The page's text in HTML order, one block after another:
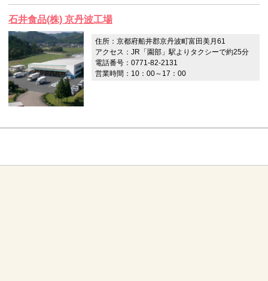
石井食品(株) 京丹波工場
住所：京都府船井郡京丹波町富田美月61
アクセス：JR「園部」駅よりタクシーで約25分
電話番号：0771-82-2131
営業時間：10：00～17：00